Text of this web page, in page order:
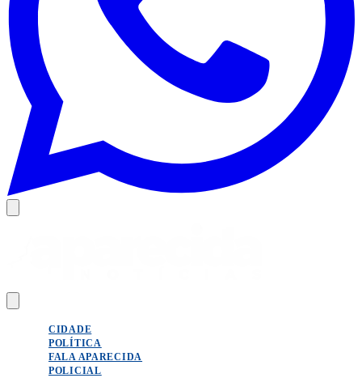
CIDADE
POLÍTICA
FALA APARECIDA
POLICIAL